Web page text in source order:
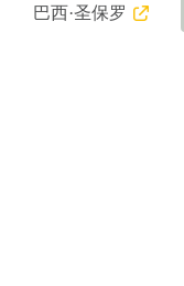
巴西·圣保罗